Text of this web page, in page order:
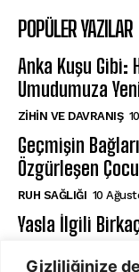
Gizliliğinize
POPÜLER YAZILAR
Anka Kuşu Gibi:
Umudumuza
⁠ZIHIN VE DAVRANIŞ
Geçmişin
Özgürleşen
⁠RUH SAĞLIĞI 10
Yasla İlgili